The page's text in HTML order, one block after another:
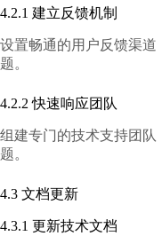
4.2.1 建立反馈机制
设置畅通的用户反馈渠道
题。
4.2.2 快速响应团队
组建专门的技术支持团队
题。
4.3 文档更新
4.3.1 更新技术文档